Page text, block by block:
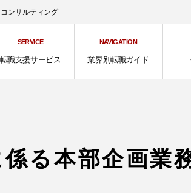
ンサルティング
SERVICE
転職支援サービス
NAVIGATION
業界別転職ガイド
る本部企画業